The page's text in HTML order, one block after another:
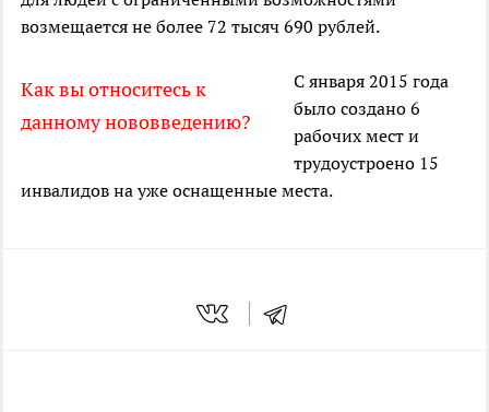
возмещается не более 72 тысяч 690 рублей.
Как вы относитесь к
данному нововведению?
С января 2015 года
было создано 6
рабочих мест и
трудоустроено 15
инвалидов на уже оснащенные места.